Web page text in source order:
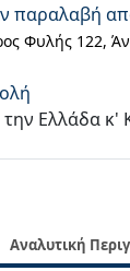
παραλαβή
Φυλής 122,
την Ελλάδα κ'
Αναλυτική